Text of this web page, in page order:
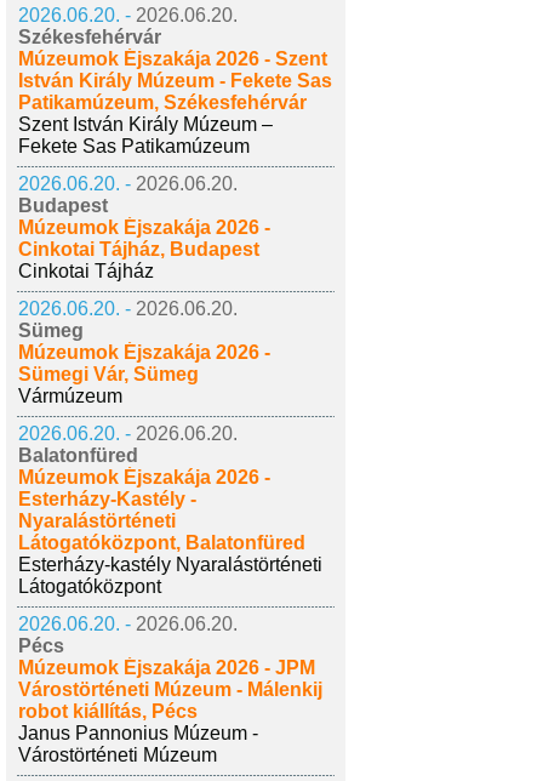
2026.06.20. - 2026.06.20.
Székesfehérvár
Múzeumok Éjszakája 2026 - Szent
István Király Múzeum - Fekete Sas
Patikamúzeum, Székesfehérvár
Szent István Király Múzeum –
Fekete Sas Patikamúzeum
2026.06.20. - 2026.06.20.
Budapest
Múzeumok Éjszakája 2026 -
Cinkotai Tájház, Budapest
Cinkotai Tájház
2026.06.20. - 2026.06.20.
Sümeg
Múzeumok Éjszakája 2026 -
Sümegi Vár, Sümeg
Vármúzeum
2026.06.20. - 2026.06.20.
Balatonfüred
Múzeumok Éjszakája 2026 -
Esterházy-Kastély -
Nyaralástörténeti
Látogatóközpont, Balatonfüred
Esterházy-kastély Nyaralástörténeti
Látogatóközpont
2026.06.20. - 2026.06.20.
Pécs
Múzeumok Éjszakája 2026 - JPM
Várostörténeti Múzeum - Málenkij
robot kiállítás, Pécs
Janus Pannonius Múzeum -
Várostörténeti Múzeum